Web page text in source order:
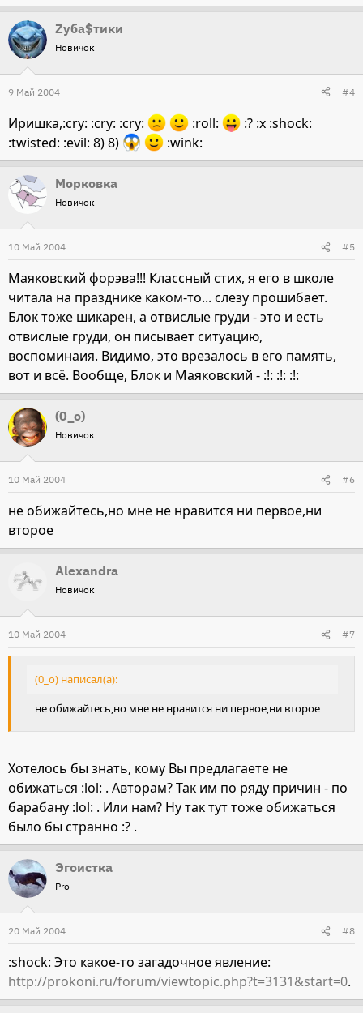
Zуба$тики
Новичок
9 Май 2004 #4
Иришка,:cry: :cry: :cry: :roll:
:? :x :shock:
:twisted: :evil: 8) 8)
:wink:
Мoркoвка
Новичок
10 Май 2004 #5
Маяковский форэва!!! Классный стих, я его в школе
читала на празднике каком-то... слезу прошибает.
Блок тоже шикарен, а отвислые груди - это и есть
отвислые груди, он писывает ситуацию,
воспоминаия. Видимо, это врезалось в его память,
вот и всё. Вообще, Блок и Маяковский - :!: :!: :!:
(0_o)
Новичок
10 Май 2004 #6
не обижайтесь,но мне не нравится ни первое,ни
второе
Alexandra
Новичок
10 Май 2004 #7
(0_o) написал(а):
не обижайтесь,но мне не нравится ни первое,ни второе
Хотелось бы знать, кому Вы предлагаете не
обижаться :lol: . Авторам? Так им по ряду причин - по
барабану :lol: . Или нам? Ну так тут тоже обижаться
было бы странно :? .
Эгоистка
Pro
20 Май 2004 #8
:shock: Это какое-то загадочное явление:
http://prokoni.ru/forum/viewtopic.php?t=3131&start=0.